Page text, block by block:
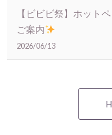
【ビビビ祭】ホット
ご案内
2026/06/13